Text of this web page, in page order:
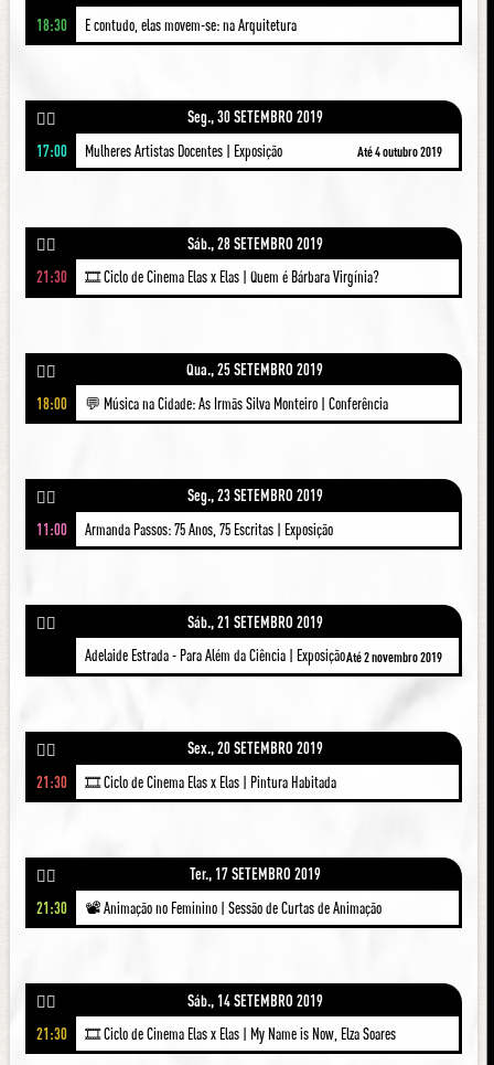
18:30
E contudo, elas movem-se: na Arquitetura
🚶‍♀️
Seg., 30 SETEMBRO 2019
17:00
Mulheres Artistas Docentes | Exposição Até 4 outubro 2019
🚶‍♀️
Sáb., 28 SETEMBRO 2019
21:30
🎞 Ciclo de Cinema Elas x Elas | Quem é Bárbara Virgínia?
🚶‍♀️
Qua., 25 SETEMBRO 2019
18:00
💬 Música na Cidade: As Irmãs Silva Monteiro | Conferência
🚶‍♀️
Seg., 23 SETEMBRO 2019
11:00
Armanda Passos: 75 Anos, 75 Escritas | Exposição
🚶‍♀️
Sáb., 21 SETEMBRO 2019
Adelaide Estrada - Para Além da Ciência | ExposiçãoAté 2 novembro 2019
🚶‍♀️
Sex., 20 SETEMBRO 2019
21:30
🎞 Ciclo de Cinema Elas x Elas | Pintura Habitada
🚶‍♀️
Ter., 17 SETEMBRO 2019
21:30
📽 Animação no Feminino | Sessão de Curtas de Animação
🚶‍♀️
Sáb., 14 SETEMBRO 2019
21:30
🎞 Ciclo de Cinema Elas x Elas | My Name is Now, Elza Soares